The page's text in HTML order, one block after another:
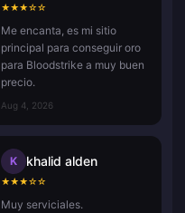
★★★☆☆
Me encanta, es mi sitio
principal para conseguir oro
para Bloodstrike a muy buen
precio.
Aug 4, 2026
K khalid alden
★★★☆☆
Muy serviciales.